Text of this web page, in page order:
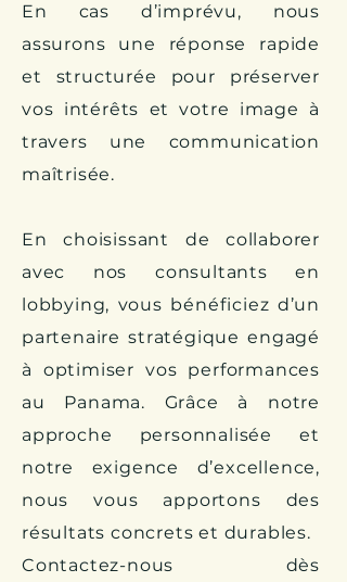
En cas d’imprévu, nous
assurons une réponse rapide
et structurée pour préserver
vos intérêts et votre image à
travers une communication
maîtrisée.
En choisissant de collaborer
avec nos consultants en
lobbying, vous bénéficiez d’un
partenaire stratégique engagé
à optimiser vos performances
au Panama. Grâce à notre
approche personnalisée et
notre exigence d’excellence,
nous vous apportons des
résultats concrets et durables.
Contactez-nous dès